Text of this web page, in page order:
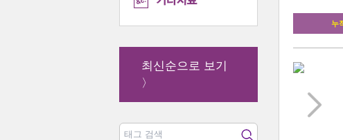
최신순으로 보기
〉
누